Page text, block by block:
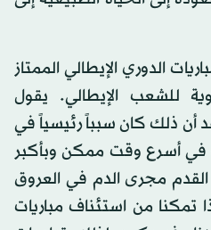
الدوري الإيطالي الممتاز
للشعب الإيطالي. يقول
ذلك كان سبباً رئيسياً في
في أسرع وقت ممكن وبأكبر
مجرى الدم في العروق
تمكنا من استئناف مباريات